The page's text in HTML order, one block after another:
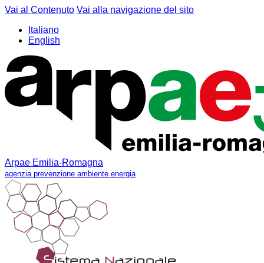
Vai al Contenuto Vai alla navigazione del sito
Italiano
English
Arpae Emilia-Romagna
agenzia prevenzione ambiente energia